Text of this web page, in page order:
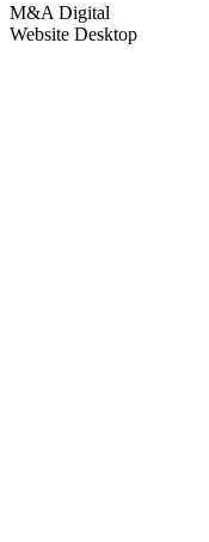
M&A Digital
Website Desktop